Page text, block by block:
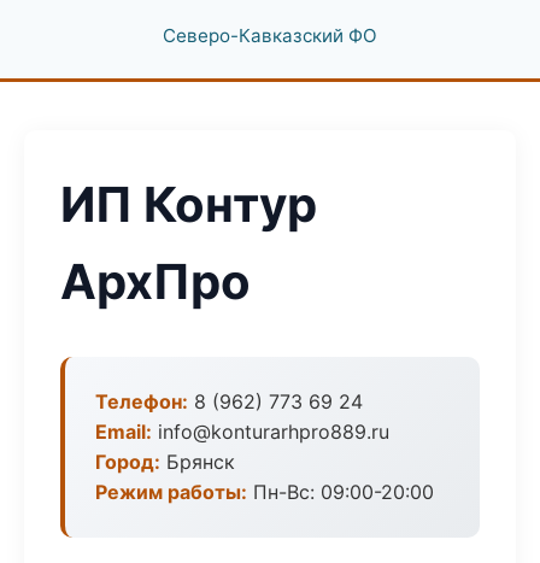
Северо-Кавказский ФО
ИП Контур
АрхПро
Телефон: 8 (962) 773 69 24
Email: info@konturarhpro889.ru
Город: Брянск
Режим работы: Пн-Вс: 09:00-20:00